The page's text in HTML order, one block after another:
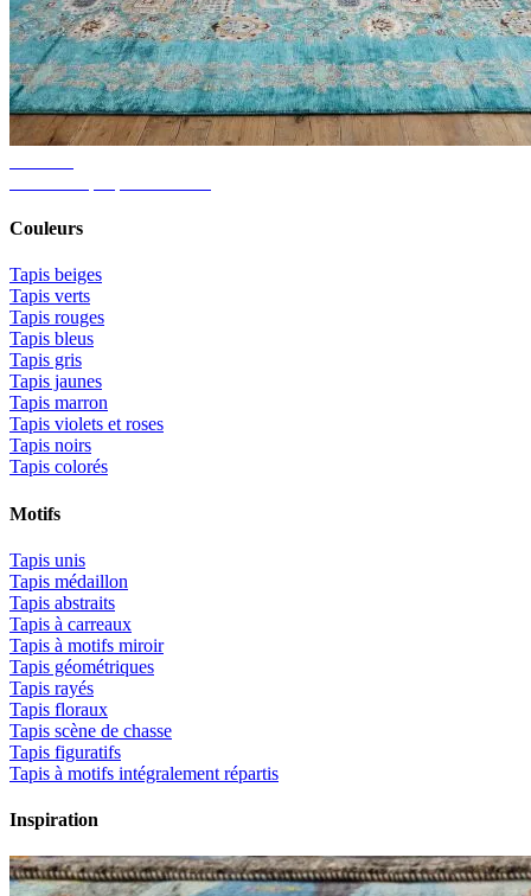
Couleurs
Tapis beiges
Tapis verts
Tapis rouges
Tapis bleus
Tapis gris
Tapis jaunes
Tapis marron
Tapis violets et roses
Tapis noirs
Tapis colorés
Motifs
Tapis unis
Tapis médaillon
Tapis abstraits
Tapis à carreaux
Tapis à motifs miroir
Tapis géométriques
Tapis rayés
Tapis floraux
Tapis scène de chasse
Tapis figuratifs
Tapis à motifs intégralement répartis
Inspiration